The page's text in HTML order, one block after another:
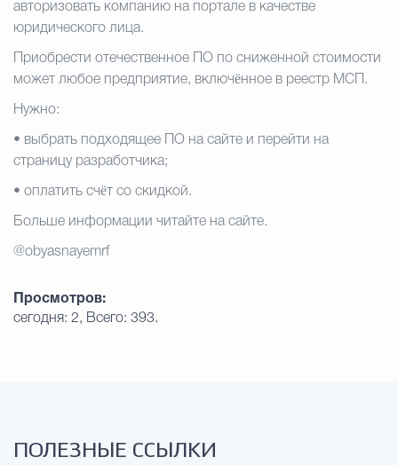
авторизовать компанию на портале в качестве
юридического лица.
Приобрести отечественное ПО по сниженной стоимости
может любое предприятие, включëнное в реестр МСП.
Нужно:
• выбрать подходящее ПО на сайте и перейти на
страницу разработчика;
• оплатить счëт со скидкой.
Больше информации читайте на сайте.
@obyasnayemrf
Просмотров:
сегодня: 2, Всего: 393.
ПОЛЕЗНЫЕ ССЫЛКИ